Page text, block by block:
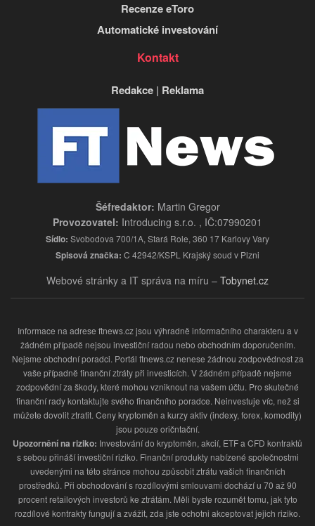
Recenze eToro
Automatické investování
Kontakt
Redakce | Reklama
Šéfredaktor: Martin Gregor
Provozovatel: Introducing s.r.o. , IČ:07990201
Sídlo: Svobodova 700/1A, Stará Role, 360 17 Karlovy Vary
Spisová značka: C 42942/KSPL Krajský soud v Plzni
Webové stránky a IT správa na míru – Tobynet.cz
Informace na adrese ftnews.cz jsou výhradně informačního charakteru a v
žádném případě nejsou investiční radou nebo obchodním doporučením.
Nejsme obchodní poradci. Portál ftnews.cz nenese žádnou zodpovědnost za
vaše případně finanční ztráty při investicích. V žádném případě nejsme
zodpovědní za škody, které mohou vzniknout na vašem účtu. Pro skutečné
finanční rady kontaktujte svého finančního poradce. Neinvestuje víc, než si
můžete dovolit ztratit. Ceny kryptoměn a kurzy aktiv (indexy, forex, komodity)
jsou pouze oričntační.
Upozornění na riziko: Investování do kryptoměn, akcií, ETF a CFD kontraktů
s sebou přináší investiční riziko. Finanční produkty nabízené společnostmi
uvedenými na této stránce mohou způsobit ztrátu vašich finančních
prostředků. Při obchodování s rozdílovými smlouvami dochází u 70 až 90
procent retailových investorů ke ztrátám. Měli byste rozumět tomu, jak tyto
rozdílové kontrakty fungují a zvážit, zda jste ochotni akceptovat jejich riziko.